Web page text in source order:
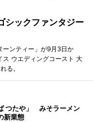
シックファンタジー
ーンティー」が9月3日か
ス ウエディングコースト 大
る。
つたや」 みそラーメン
新業態